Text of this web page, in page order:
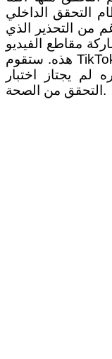
التحقق الداخلي
من التحذير الذي
مقاطع الفيديو
هذه. ستقوم TikTok أيضًا بإخطار منشئي مقاطع الفيديو
لم يجتاز اختبار
التحقق من الصحة.